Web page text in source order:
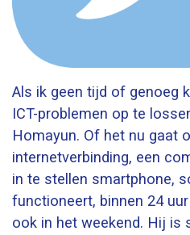
Als ik geen tijd of genoeg
ICT-problemen op te
Homayun. Of het nu gaat
internetverbinding, een
in te stellen smartphone,
functioneert, binnen 24
ook in het weekend. Hij is